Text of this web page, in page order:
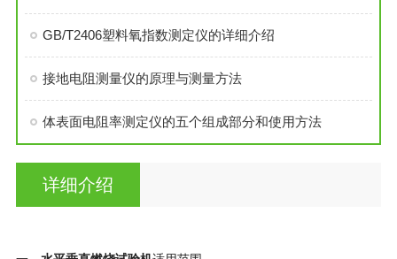
GB/T2406塑料氧指数测定仪的详细介绍
接地电阻测量仪的原理与测量方法
体表面电阻率测定仪的五个组成部分和使用方法
详细介绍